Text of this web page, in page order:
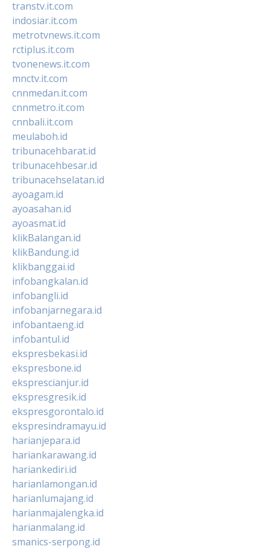
transtv.it.com
indosiar.it.com
metrotvnews.it.com
rctiplus.it.com
tvonenews.it.com
mnctv.it.com
cnnmedan.it.com
cnnmetro.it.com
cnnbali.it.com
meulaboh.id
tribunacehbarat.id
tribunacehbesar.id
tribunacehselatan.id
ayoagam.id
ayoasahan.id
ayoasmat.id
klikBalangan.id
klikBandung.id
klikbanggai.id
infobangkalan.id
infobangli.id
infobanjarnegara.id
infobantaeng.id
infobantul.id
ekspresbekasi.id
ekspresbone.id
eksprescianjur.id
ekspresgresik.id
ekspresgorontalo.id
ekspresindramayu.id
harianjepara.id
hariankarawang.id
hariankediri.id
harianlamongan.id
harianlumajang.id
harianmajalengka.id
harianmalang.id
smanics-serpong.id